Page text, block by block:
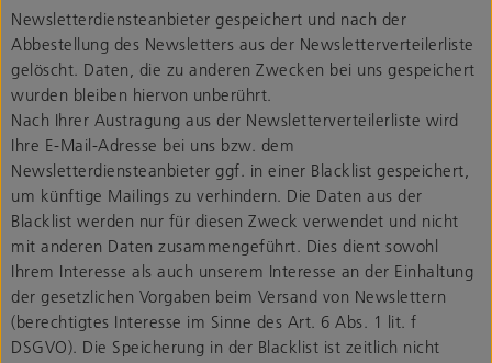
Newsletterdiensteanbieter gespeichert und nach der
Abbestellung des Newsletters aus der Newsletterverteilerliste
gelöscht. Daten, die zu anderen Zwecken bei uns gespeichert
wurden bleiben hiervon unberührt.
Nach Ihrer Austragung aus der Newsletterverteilerliste wird
Ihre E-Mail-Adresse bei uns bzw. dem
Newsletterdiensteanbieter ggf. in einer Blacklist gespeichert,
um künftige Mailings zu verhindern. Die Daten aus der
Blacklist werden nur für diesen Zweck verwendet und nicht
mit anderen Daten zusammengeführt. Dies dient sowohl
Ihrem Interesse als auch unserem Interesse an der Einhaltung
der gesetzlichen Vorgaben beim Versand von Newslettern
(berechtigtes Interesse im Sinne des Art. 6 Abs. 1 lit. f
DSGVO). Die Speicherung in der Blacklist ist zeitlich nicht